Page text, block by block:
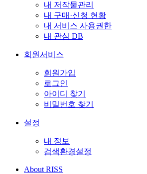
내 저작물관리
내 구매·신청 현황
내 서비스 사용권한
내 관심 DB
회원서비스
회원가입
로그인
아이디 찾기
비밀번호 찾기
설정
내 정보
검색환경설정
About RISS